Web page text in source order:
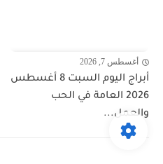
أغسطس 7, 2026
أبراج اليوم السبت 8 أغسطس
2026 العامة في الحب
والعمل...